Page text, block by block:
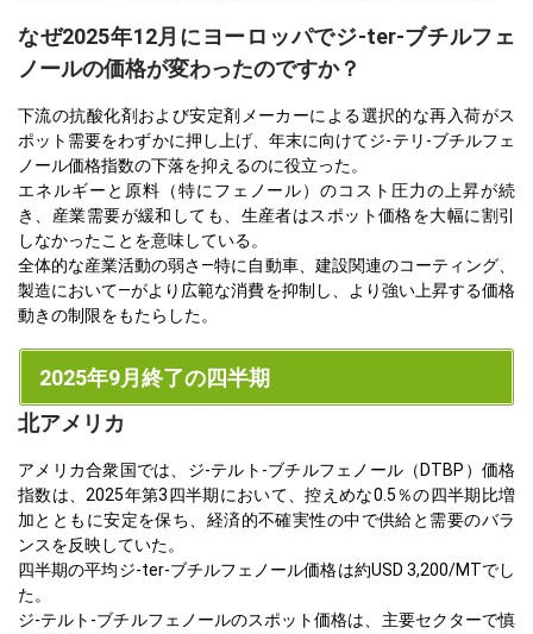
なぜ2025年12月にヨーロッパでジ-ter-ブチルフェ
ノールの価格が変わったのですか？
下流の抗酸化剤および安定剤メーカーによる選択的な再入荷がス
ポット需要をわずかに押し上げ、年末に向けてジ-テリ-ブチルフェ
ノール価格指数の下落を抑えるのに役立った。
エネルギーと原料（特にフェノール）のコスト圧力の上昇が続
き、産業需要が緩和しても、生産者はスポット価格を大幅に割引
しなかったことを意味している。
全体的な産業活動の弱さ—特に自動車、建設関連のコーティング、
製造において—がより広範な消費を抑制し、より強い上昇する価格
動きの制限をもたらした。
2025年9月終了の四半期
北アメリカ
アメリカ合衆国では、ジ-テルト-ブチルフェノール（DTBP）価格
指数は、2025年第3四半期において、控えめな0.5％の四半期比増
加とともに安定を保ち、経済的不確実性の中で供給と需要のバラ
ンスを反映していた。
四半期の平均ジ-ter-ブチルフェノール価格は約USD 3,200/MTでし
た。
ジ-テルト-ブチルフェノールのスポット価格は、主要セクターで慎